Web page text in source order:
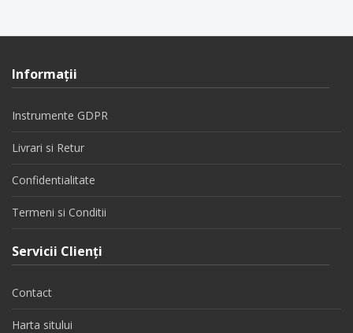
Informaţii
Instrumente GDPR
Livrari si Retur
Confidentialitate
Termeni si Conditii
Servicii Clienţi
Contact
Harta sitului